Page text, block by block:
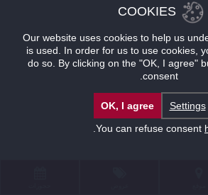
COOKIES
Our website uses cookies to help us
is used. In order for us to use cookies,
do so. By clicking on the "OK, I agree"
consent.
Settings
OK, I agree
You can refuse consent
.